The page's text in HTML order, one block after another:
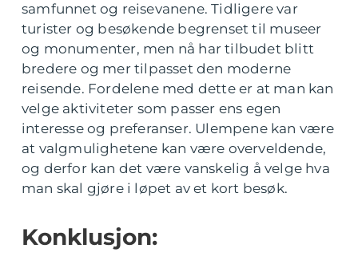
samfunnet og reisevanene. Tidligere var
turister og besøkende begrenset til museer
og monumenter, men nå har tilbudet blitt
bredere og mer tilpasset den moderne
reisende. Fordelene med dette er at man kan
velge aktiviteter som passer ens egen
interesse og preferanser. Ulempene kan være
at valgmulighetene kan være overveldende,
og derfor kan det være vanskelig å velge hva
man skal gjøre i løpet av et kort besøk.
Konklusjon: